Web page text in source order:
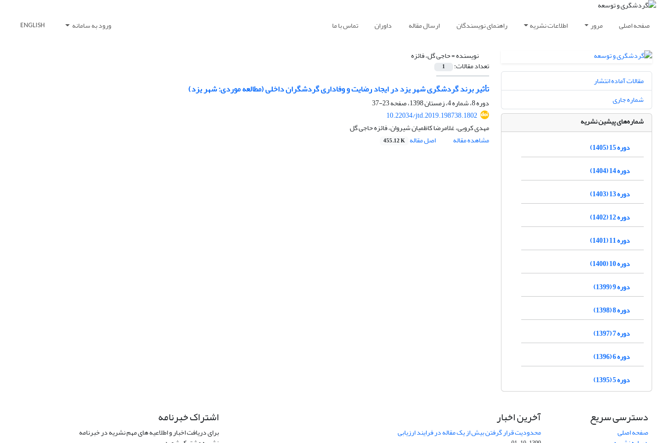
صفحه اصلی مرور اطلاعات نشریه راهنمای نویسندگان ارسال مقاله داوران تماس با ما ورود به سامانه ENGLISH
نویسنده =حاجی گل، فائزه
تعداد مقالات: 1
تأثیر برند گردشگری شهر یزد در ایجاد رضایت و وفاداری گردشگران داخلی (مطالعه موردی: شهر یزد)
دوره 8، شماره 4، زمستان 1398، صفحه
23-37
10.22034/jtd.2019.198738.1802
مهدی کروبی، غلامرضا کاظمیان شیروان، فائزه حاجی گل
مشاهده مقاله
اصل مقاله 455.12 K
مقالات آماده انتشار
شماره جاری
شماره‌های پیشین نشریه
دوره 15 (1405)
دوره 14 (1404)
دوره 13 (1403)
دوره 12 (1402)
دوره 11 (1401)
دوره 10 (1400)
دوره 9 (1399)
دوره 8 (1398)
دوره 7 (1397)
دوره 6 (1396)
دوره 5 (1395)
دسترسی سریع
صفحه اصلی
آخرین اخبار
محدودیت قرار گرفتن بیش از یک مقاله در فرایند ارزیابی
اشتراک خبرنامه
برای دریافت اخبار و اطلاعیه های مهم نشریه در خبرنامه